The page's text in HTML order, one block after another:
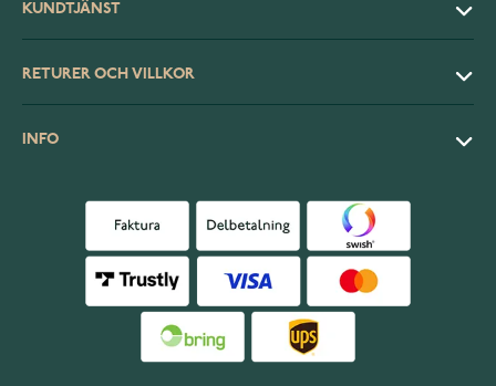
KUNDTJÄNST
RETURER OCH VILLKOR
INFO